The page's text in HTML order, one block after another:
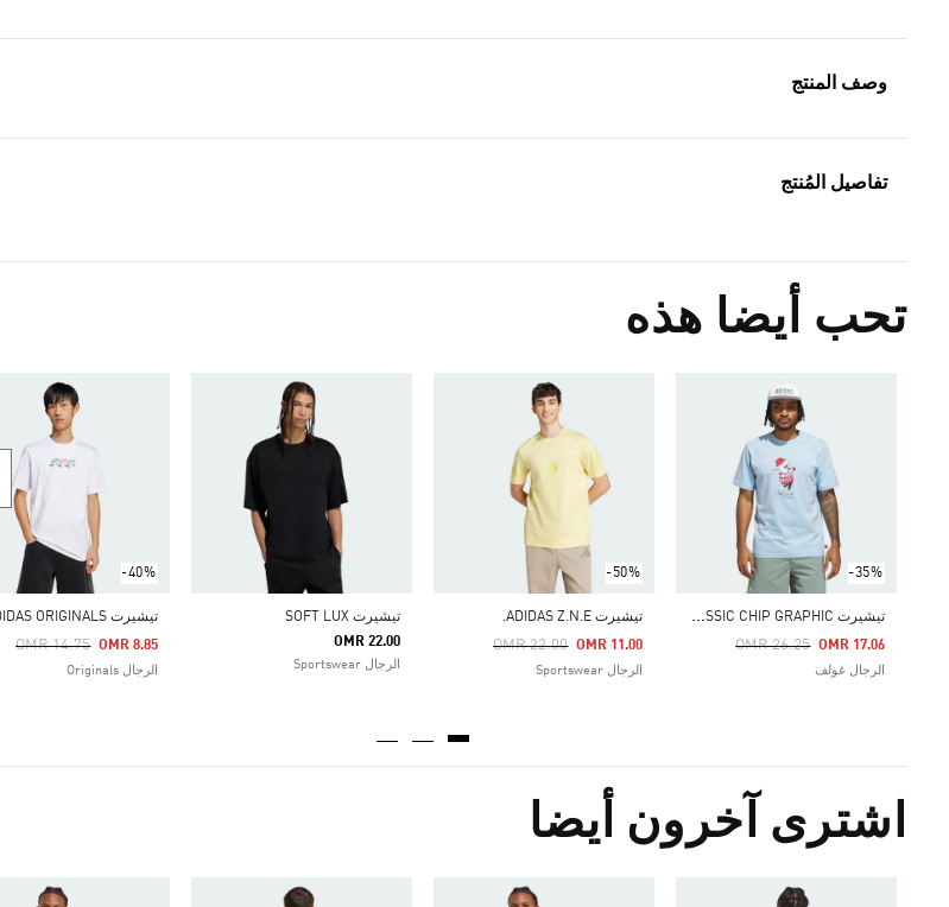
وصف المنتج
تفاصيل المُنتج
تحب أيضا هذه
-35%
ت
يشيرت CLASSIC CHIP GRAPHIC
Price Reduced From
OMR 26.25
To OMR 17.06
الرجال غولف
-50%
تيشيرت ADIDAS Z.N.E.
Price Reduced From
OMR 22.00
To OMR 11.00
الرجال Sportswear
تيشيرت SOFT LUX
OMR 22.00
الرجال Sportswear
-40%
تيشيرت ADIDAS ORIGINALS
From
OMR 14.75
To OMR 8.85
الرجال Originals
From
اشترى آخرون أيضا